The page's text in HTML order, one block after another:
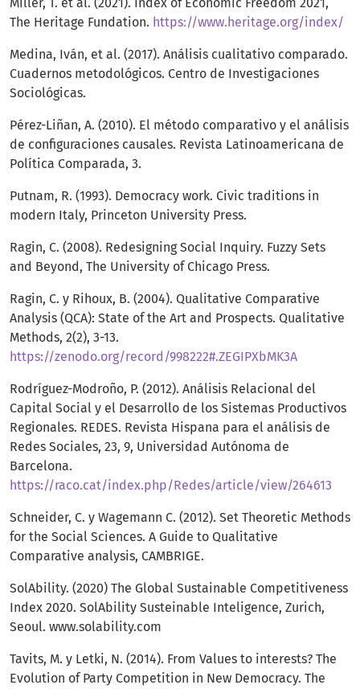
Miller, T. et al. (2021). Index of Economic Freedom 2021,
The Heritage Fundation. https://www.heritage.org/index/
Medina, Iván, et al. (2017). Análisis cualitativo comparado.
Cuadernos metodológicos. Centro de Investigaciones
Sociológicas.
Pérez-Liñan, A. (2010). El método comparativo y el análisis
de configuraciones causales. Revista Latinoamericana de
Política Comparada, 3.
Putnam, R. (1993). Democracy work. Civic traditions in
modern Italy, Princeton University Press.
Ragin, C. (2008). Redesigning Social Inquiry. Fuzzy Sets
and Beyond, The University of Chicago Press.
Ragin, C. y Rihoux, B. (2004). Qualitative Comparative
Analysis (QCA): State of the Art and Prospects. Qualitative
Methods, 2(2), 3-13.
https://zenodo.org/record/998222#.ZEGIPXbMK3A
Rodríguez-Modroño, P. (2012). Análisis Relacional del
Capital Social y el Desarrollo de los Sistemas Productivos
Regionales. REDES. Revista Hispana para el análisis de
Redes Sociales, 23, 9, Universidad Autónoma de
Barcelona.
https://raco.cat/index.php/Redes/article/view/264613
Schneider, C. y Wagemann C. (2012). Set Theoretic Methods
for the Social Sciences. A Guide to Qualitative
Comparative analysis, CAMBRIGE.
SolAbility. (2020) The Global Sustainable Competitiveness
Index 2020. SolAbility Susteinable Inteligence, Zurich,
Seoul. www.solability.com
Tavits, M. y Letki, N. (2014). From Values to interests? The
Evolution of Party Competition in New Democracy. The